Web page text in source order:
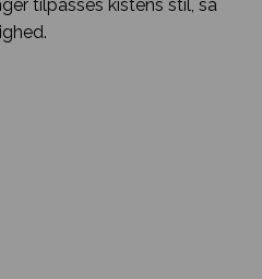
tilpasses kistens stil, så